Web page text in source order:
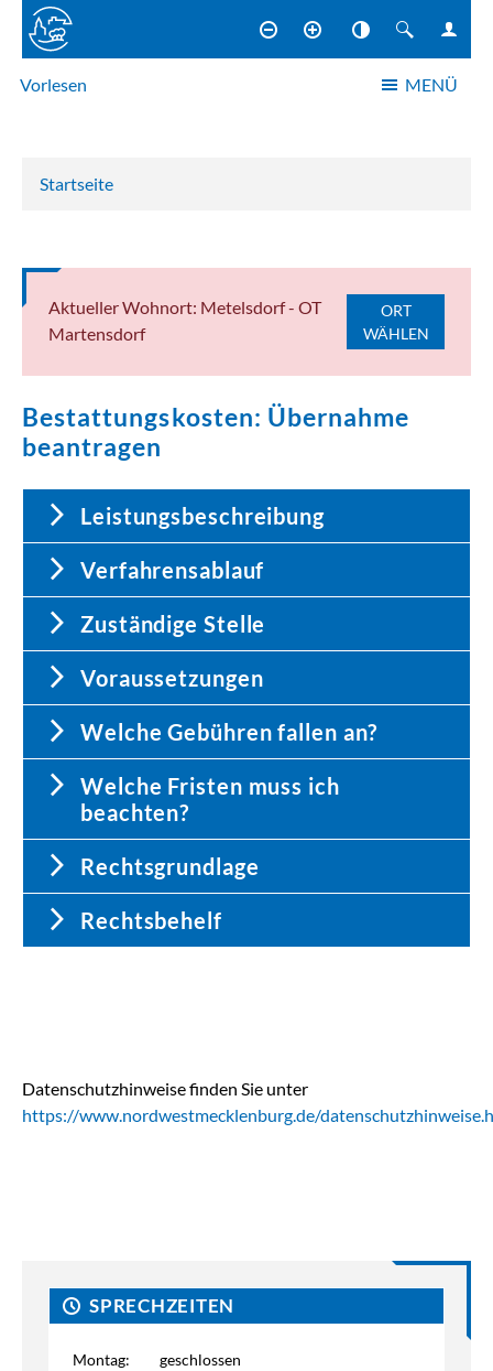
Vorlesen MENÜ
NAVIGATION
Startseite
Aktueller Wohnort: Metelsdorf - OT
Martensdorf
ORT
WÄHLEN
Bestattungskosten: Übernahme
beantragen
Leistungsbeschreibung
Verfahrensablauf
Zuständige Stelle
Voraussetzungen
Welche Gebühren fallen an?
Welche Fristen muss ich
beachten?
Rechtsgrundlage
Rechtsbehelf
Datenschutzhinweise finden Sie unter
https://www.nordwestmecklenburg.de/
SPRECHZEITEN
Montag:
geschlossen